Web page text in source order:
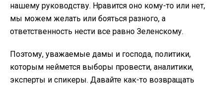
нашему руководству. Нравится оно кому-то или нет,
мы можем желать или бояться разного, а
ответственность нести все равно Зеленскому.
Поэтому, уважаемые дамы и господа, политики,
которым неймется выборы провести, аналитики,
эксперты и спикеры. Давайте как-то возвращать